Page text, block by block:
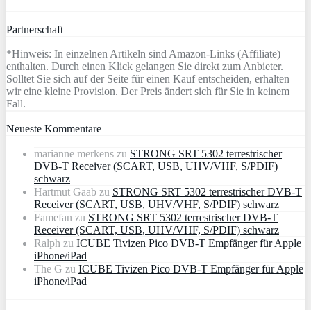
Partnerschaft
*Hinweis: In einzelnen Artikeln sind Amazon-Links (Affiliate)
enthalten. Durch einen Klick gelangen Sie direkt zum Anbieter.
Solltet Sie sich auf der Seite für einen Kauf entscheiden, erhalten
wir eine kleine Provision. Der Preis ändert sich für Sie in keinem
Fall.
Neueste Kommentare
marianne merkens zu STRONG SRT 5302 terrestrischer
DVB-T Receiver (SCART, USB, UHV/VHF, S/PDIF)
schwarz
Hartmut Gaab zu STRONG SRT 5302 terrestrischer DVB-T
Receiver (SCART, USB, UHV/VHF, S/PDIF) schwarz
Famefan zu STRONG SRT 5302 terrestrischer DVB-T
Receiver (SCART, USB, UHV/VHF, S/PDIF) schwarz
Ralph zu ICUBE Tivizen Pico DVB-T Empfänger für Apple
iPhone/iPad
The G zu ICUBE Tivizen Pico DVB-T Empfänger für Apple
iPhone/iPad